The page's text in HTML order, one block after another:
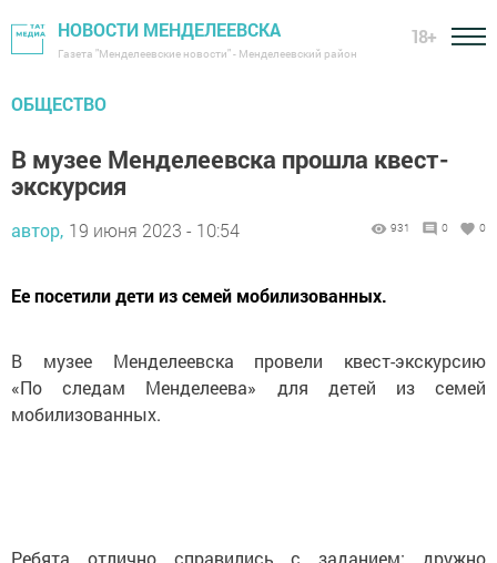
НОВОСТИ МЕНДЕЛЕЕВСКА
Газета "Менделеевские новости" - Менделеевский район
18+
ОБЩЕСТВО
В музее Менделеевска прошла квест-
экскурсия
автор, 19 июня 2023 - 10:54 931 0 0
Ее посетили дети из семей мобилизованных.
В музее Менделеевска провели квест-экскурсию
«По следам Менделеева» для детей из семей
мобилизованных.
Ребята отлично справились с заданием: дружно